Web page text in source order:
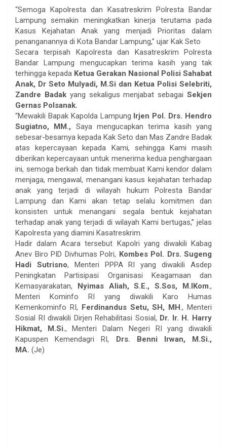
“Semoga Kapolresta dan Kasatreskrim Polresta Bandar
Lampung semakin meningkatkan kinerja terutama pada
Kasus Kejahatan Anak yang menjadi Prioritas dalam
penanganannya di Kota Bandar Lampung,” ujar Kak Seto
Secara terpisah Kapolresta dan Kasatreskrim Polresta
Bandar Lampung mengucapkan terima kasih yang tak
terhingga kepada Ketua Gerakan Nasional Polisi Sahabat
Anak, Dr Seto Mulyadi, M.Si dan Ketua Polisi Selebriti,
Zandre Badak yang sekaligus menjabat sebagaiSekjen
Gernas Polsanak.
“Mewakili Bapak Kapolda Lampung Irjen Pol. Drs. Hendro
Sugiatno, MM., Saya mengucapkan terima kasih yang
sebesar-besarnya kepada Kak Seto dan Mas Zandre Badak
atas kepercayaan kepada Kami, sehingga Kami masih
diberikan kepercayaan untuk menerima kedua penghargaan
ini, semoga berkah dan tidak membuat Kami kendor dalam
menjaga, mengawal, menangani kasus kejahatan terhadap
anak yang terjadi di wilayah hukum Polresta Bandar
Lampung dan Kami akan tetap selalu komitmen dan
konsisten untuk menangani segala bentuk kejahatan
terhadap anak yang terjadi di wilayah Kami bertugas,” jelas
Kapolresta yang diamini Kasatreskrim.
Hadir dalam Acara tersebut Kapolri yang diwakili Kabag
Anev Biro PID Divhumas Polri, Kombes Pol. Drs. Sugeng
Hadi Sutrisno, Menteri PPPA RI yang diwakili Asdep
Peningkatan Partisipasi Organisasi Keagamaan dan
Kemasyarakatan,
Nyimas Aliah, S.E., S.Sos, M.IKom.,
Menteri Kominfo RI yang diwakili Karo Humas
Kemenkominfo RI,
Ferdinandus Setu, SH, MH., Menteri
Sosial RI diwakili Dirjen Rehabilitasi Sosial, Dr. Ir. H. Harry
Hikmat, M.Si., Menteri Dalam Negeri RI yang diwakili
Kapuspen Kemendagri RI,
Drs. Benni Irwan, M.Si.,
MA. (Je)